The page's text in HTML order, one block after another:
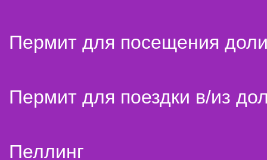
Пермит для посещения
Пермит для поездки в/из
Пеллинг